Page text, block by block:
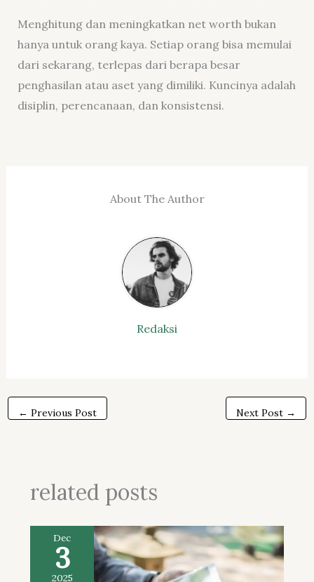
Menghitung dan meningkatkan net worth bukan
hanya untuk orang kaya. Setiap orang bisa memulai
dari sekarang, terlepas dari berapa besar
penghasilan atau aset yang dimiliki. Kuncinya adalah
disiplin, perencanaan, dan konsistensi.
About The Author
Redaksi
← Previous Post Next Post →
related posts
Dec
3
2025